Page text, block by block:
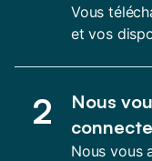
Vous
et vos
2
Nous
Nous vous